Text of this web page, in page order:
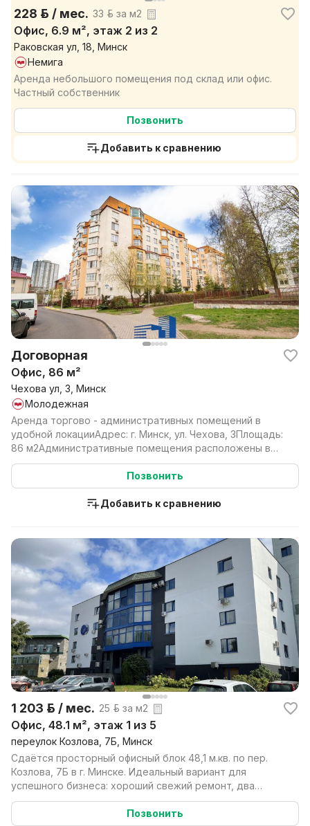
228 р. / мес. 33 р. за м2
Офис, 6.9 м², этаж 2 из 2
Раковская ул, 18, Минск
Немига
Аренда небольшого помещения под склад или офис.
Частный собственник
Позвонить
Добавить к сравнению
Договорная
Офис, 86 м²
Чехова ул, 3, Минск
Молодежная
Аренда торгово - административных помещений в
удобной локацииАдрес: г. Минск, ул. Чехова, 3Площадь:
86 м2Административные помещения расположены в
цоко...
Позвонить
Добавить к сравнению
1 203 р. / мес. 25 р. за м2
Офис, 48.1 м², этаж 1 из 5
переулок Козлова, 7Б, Минск
Сдаётся просторный офисный блок 48,1 м.кв. по пер.
Козлова, 7Б в г. Минске. Идеальный вариант для
успешного бизнеса: хороший свежий ремонт, два
просто...
Позвонить